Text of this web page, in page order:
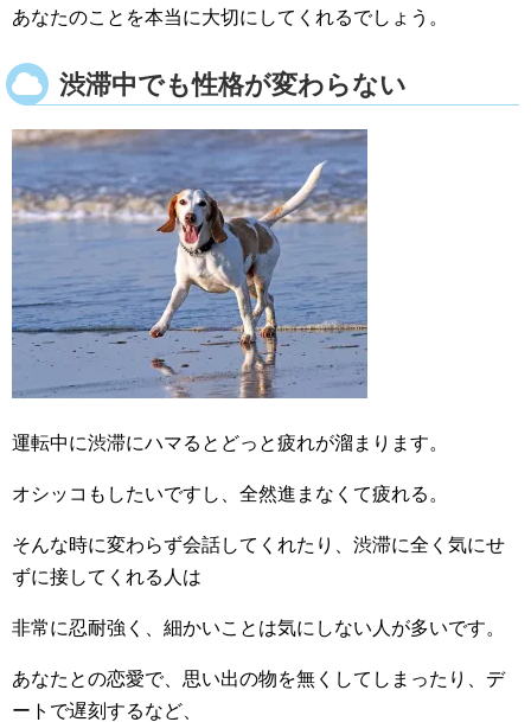
あなたのことを本当に大切にしてくれるでしょう。
渋滞中でも性格が変わらない
運転中に渋滞にハマるとどっと疲れが溜まります。
オシッコもしたいですし、全然進まなくて疲れる。
そんな時に変わらず会話してくれたり、渋滞に全く気にせ
ずに接してくれる人は
非常に忍耐強く、細かいことは気にしない人が多いです。
あなたとの恋愛で、思い出の物を無くしてしまったり、デ
ートで遅刻するなど、